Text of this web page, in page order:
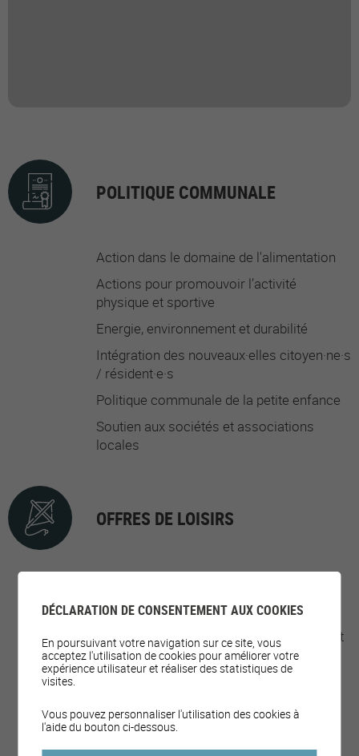
POLITIQUE COMMUNALE
Action dans le domaine de l'alimentation
Actions pour promouvoir l’activité
physique et sportive
Energie, environnement et durabilité
Intégration des nouveaux·elles citoyen·ne·s
/ résident·e·s
Politique communale de la petite enfance
Soutien aux sociétés et associations
locales
OFFRES DE LOISIRS
Activités pour les aîné·e·s
Activités/cours/événements physiques et
sportifs
Prévention des addictions et
sportif/festif
DÉCLARATION DE CONSENTEMENT AUX COOKIES
En poursuivant votre navigation sur ce site, vous
acceptez l'utilisation de cookies pour améliorer votre
expérience utilisateur et réaliser des statistiques de
visites.
Vous pouvez personnaliser l'utilisation des cookies à
l'aide du bouton ci-dessous.